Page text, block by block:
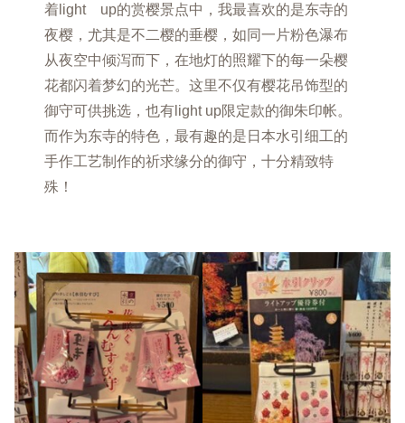
着light up的赏樱景点中，我最喜欢的是东寺的
夜樱，尤其是不二樱的垂樱，如同一片粉色瀑布
从夜空中倾泻而下，在地灯的照耀下的每一朵樱
花都闪着梦幻的光芒。这里不仅有樱花吊饰型的
御守可供挑选，也有light up限定款的御朱印帐。
而作为东寺的特色，最有趣的是日本水引细工的
手作工艺制作的祈求缘分的御守，十分精致特
殊！